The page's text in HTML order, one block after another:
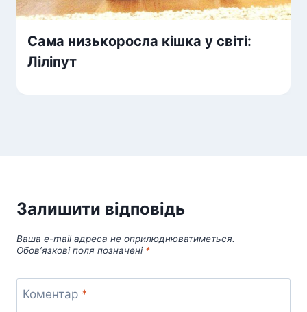
Сама низькоросла кішка у світі:
Ліліпут
Залишити відповідь
Ваша e-mail адреса не оприлюднюватиметься.
Обов’язкові поля позначені *
Коментар *